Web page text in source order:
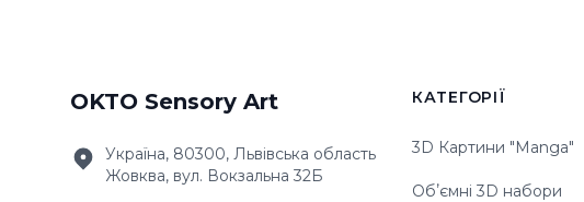
OKTO Sensory Art
Україна, 80300, Львівська область
Жовква, вул. Вокзальна 32Б
КАТЕГОРІЇ
3D Картини "Manga"
Обʼємні 3D набори